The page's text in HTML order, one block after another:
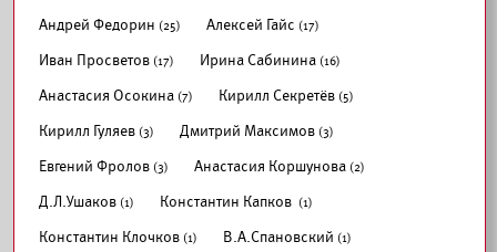
Андрей Федорин (25) Алексей Гайс (17)
Иван Просветов (17) Ирина Сабинина (16)
Анастасия Осокина (7) Кирилл Секретёв (5)
Кирилл Гуляев (3) Дмитрий Максимов (3)
Евгений Фролов (3) Анастасия Коршунова (2)
Д.Л.Ушаков (1) Константин Капков (1)
Константин Клочков (1) В.А.Спановский (1)